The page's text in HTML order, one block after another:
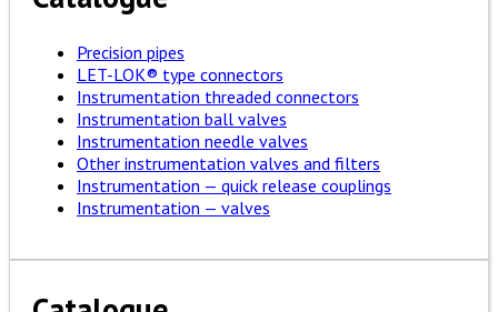
Precision pipes
LET-LOK® type connectors
Instrumentation threaded connectors
Instrumentation ball valves
Instrumentation needle valves
Other instrumentation valves and filters
Instrumentation — quick release couplings
Instrumentation — valves